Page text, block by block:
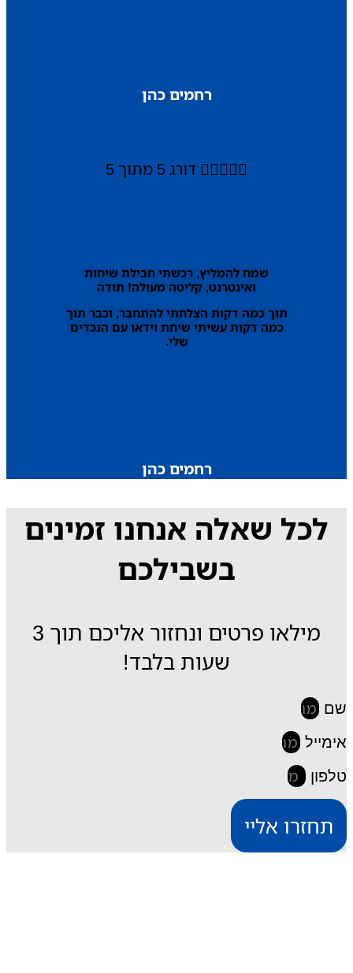
רחמים כהן
 דורג 5 מתוך 5
שמח להמליץ, רכשתי חבילת שיחות
ואינטרנט, קליטה מעולה! תודה
תוך כמה דקות הצלחתי להתחבר, וכבר תוך
כמה דקות עשיתי שיחת וידאו עם הנכדים
שלי.
רחמים כהן
לכל שאלה אנחנו זמינים
בשבילכם
מילאו פרטים ונחזור אליכם תוך 3
שעות בלבד!
שם
אימייל
טלפון
תחזרו אליי